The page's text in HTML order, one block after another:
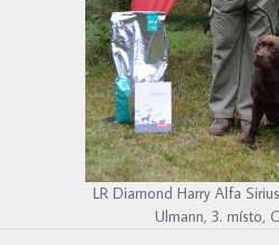
LR Diamond Harry Alfa
Ulmann, 3. místo,